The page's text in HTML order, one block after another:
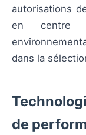
autorisations
en centre
dans la
de